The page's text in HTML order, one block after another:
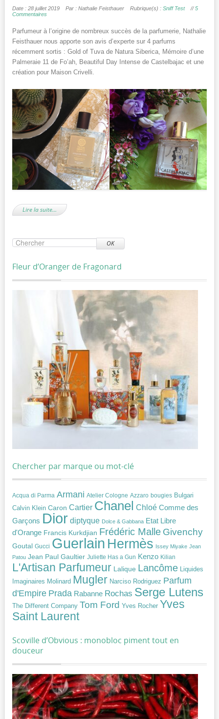
Date : 28 juillet 2019 Par : Nathalie Feisthauer Rubrique(s) : Sniff Test //5
Commentaires
Parfumeur à l’origine de nombreux succès de la parfumerie, Nathalie
Feisthauer nous apporte son avis d’experte sur 4 parfums
récemment sortis : Gold of Tuva de Natura Siberica, Mémoire d’une
Palmeraie 11 de Fo’ah, Beautiful Day Intense de Castelbajac et une
création pour Maison Crivelli.
Lire la suite…
OK
Fleur d’Oranger de Fragonard
Chercher par marque ou mot-clé
Acqua di Parma Armani Atelier Cologne Azzaro bougies Bulgari
Calvin Klein Caron Cartier Chanel Chloé Comme des
Garçons Dior diptyque Dolce & Gabbana Etat Libre
d'Orange Francis Kurkdjian Frédéric Malle Givenchy
Goutal Gucci Guerlain Hermès Issey Miyake Jean
Patou Jean Paul Gaultier Juliette Has a Gun Kenzo Kilian
L'Artisan Parfumeur Lalique Lancôme Liquides
Imaginaires Molinard Mugler Narciso Rodriguez Parfum
d'Empire Prada Rabanne Rochas Serge Lutens
The Different Company Tom Ford Yves Rocher Yves
Saint Laurent
Scoville d’Obvious : monobloc piment tout en
douceur